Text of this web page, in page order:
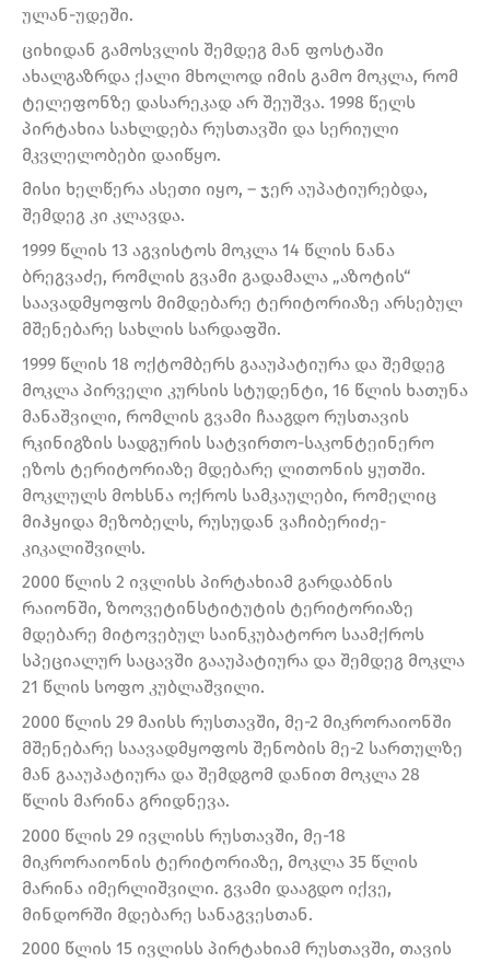
ულან-უდეში.
ციხიდან გამოსვლის შემდეგ მან ფოსტაში
ახალგაზრდა ქალი მხოლოდ იმის გამო მოკლა, რომ
ტელეფონზე დასარეკად არ შეუშვა. 1998 წელს
პირტახია სახლდება რუსთავში და სერიული
მკვლელობები დაიწყო.
მისი ხელწერა ასეთი იყო, – ჯერ აუპატიურებდა,
შემდეგ კი კლავდა.
1999 წლის 13 აგვისტოს მოკლა 14 წლის ნანა
ბრეგვაძე, რომლის გვამი გადამალა „აზოტის“
საავადმყოფოს მიმდებარე ტერიტორიაზე არსებულ
მშენებარე სახლის სარდაფში.
1999 წლის 18 ოქტომბერს გააუპატიურა და შემდეგ
მოკლა პირველი კურსის სტუდენტი, 16 წლის ხათუნა
მანაშვილი, რომლის გვამი ჩააგდო რუსთავის
რკინიგზის სადგურის სატვირთო-საკონტეინერო
ეზოს ტერიტორიაზე მდებარე ლითონის ყუთში.
მოკლულს მოხსნა ოქროს სამკაულები, რომელიც
მიჰყიდა მეზობელს, რუსუდან ვაჩიბერიძე-
კიკალიშვილს.
2000 წლის 2 ივლისს პირტახიამ გარდაბნის
რაიონში, ზოოვეტინსტიტუტის ტერიტორიაზე
მდებარე მიტოვებულ საინკუბატორო საამქროს
სპეციალურ საცავში გააუპატიურა და შემდეგ მოკლა
21 წლის სოფო კუბლაშვილი.
2000 წლის 29 მაისს რუსთავში, მე-2 მიკრორაიონში
მშენებარე საავადმყოფოს შენობის მე-2 სართულზე
მან გააუპატიურა და შემდგომ დანით მოკლა 28
წლის მარინა გრიდნევა.
2000 წლის 29 ივლისს რუსთავში, მე-18
მიკრორაიონის ტერიტორიაზე, მოკლა 35 წლის
მარინა იმერლიშვილი. გვამი დააგდო იქვე,
მინდორში მდებარე სანაგვესთან.
2000 წლის 15 ივლისს პირტახიამ რუსთავში, თავის